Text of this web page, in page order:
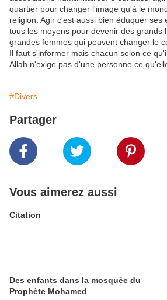
quartier pour changer l'image qu'à le
religion. Agir c'est aussi bien éduquer ses
tous les moyens pour devenir des grands
grandes femmes qui peuvent changer le
Il faut s'informer mais chacun selon ce
Allah n'exige pas d'une personne ce
#Divers
Partager
Vous aimerez aussi
Citation
Des enfants dans la mosquée du
Prophète Mohamed